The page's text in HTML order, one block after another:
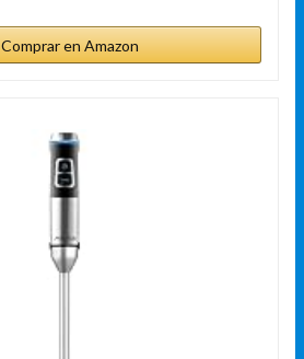
Comprar en Amazon